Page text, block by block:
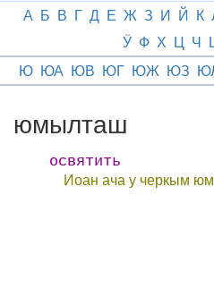
А Б В Г Д Е Ж З И Й К
Ӱ Ф Х Ц Ч
Ю ЮА ЮВ ЮГ ЮЖ ЮЗ
юмылташ
освятить
Иоан ача у черкым